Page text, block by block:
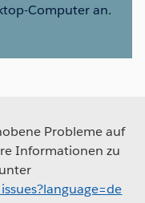
Computer an.
Probleme auf
Informationen zu